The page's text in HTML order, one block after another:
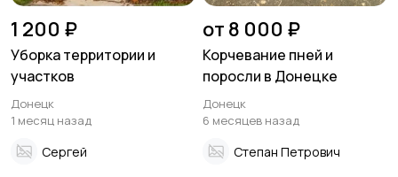
1 200 ₽
Уборка территории и
участков
Донецк
1 месяц назад
Сергей
от 8 000 ₽
Корчевание пней и
поросли в Донецке
Донецк
6 месяцев назад
Степан Петрович